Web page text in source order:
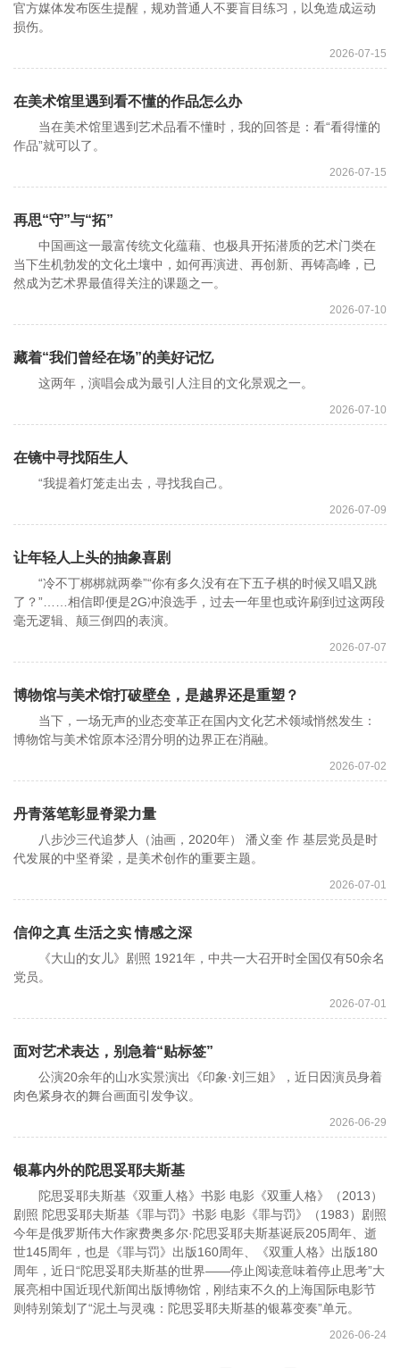
官方媒体发布医生提醒，规劝普通人不要盲目练习，以免造成运动
损伤。
2026-07-15
在美术馆里遇到看不懂的作品怎么办
当在美术馆里遇到艺术品看不懂时，我的回答是：看“看得懂的
作品”就可以了。
2026-07-15
再思“守”与“拓”
中国画这一最富传统文化蕴藉、也极具开拓潜质的艺术门类在
当下生机勃发的文化土壤中，如何再演进、再创新、再铸高峰，已
然成为艺术界最值得关注的课题之一。
2026-07-10
藏着“我们曾经在场”的美好记忆
这两年，演唱会成为最引人注目的文化景观之一。
2026-07-10
在镜中寻找陌生人
“我提着灯笼走出去，寻找我自己。
2026-07-09
让年轻人上头的抽象喜剧
“冷不丁梆梆就两拳”“你有多久没有在下五子棋的时候又唱又跳
了？”……相信即便是2G冲浪选手，过去一年里也或许刷到过这两段
毫无逻辑、颠三倒四的表演。
2026-07-07
博物馆与美术馆打破壁垒，是越界还是重塑？
当下，一场无声的业态变革正在国内文化艺术领域悄然发生：
博物馆与美术馆原本泾渭分明的边界正在消融。
2026-07-02
丹青落笔彰显脊梁力量
八步沙三代追梦人（油画，2020年） 潘义奎 作 基层党员是时
代发展的中坚脊梁，是美术创作的重要主题。
2026-07-01
信仰之真 生活之实 情感之深
《大山的女儿》剧照 1921年，中共一大召开时全国仅有50余名
党员。
2026-07-01
面对艺术表达，别急着“贴标签”
公演20余年的山水实景演出《印象·刘三姐》，近日因演员身着
肉色紧身衣的舞台画面引发争议。
2026-06-29
银幕内外的陀思妥耶夫斯基
陀思妥耶夫斯基《双重人格》书影 电影《双重人格》（2013）
剧照 陀思妥耶夫斯基《罪与罚》书影 电影《罪与罚》（1983）剧照
今年是俄罗斯伟大作家费奥多尔·陀思妥耶夫斯基诞辰205周年、逝
世145周年，也是《罪与罚》出版160周年、《双重人格》出版180
周年，近日“陀思妥耶夫斯基的世界——停止阅读意味着停止思考”大
展亮相中国近现代新闻出版博物馆，刚结束不久的上海国际电影节
则特别策划了“泥土与灵魂：陀思妥耶夫斯基的银幕变奏”单元。
2026-06-24